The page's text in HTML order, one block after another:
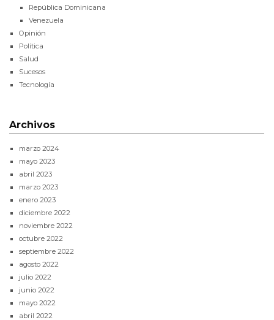
República Dominicana
Venezuela
Opinión
Política
Salud
Sucesos
Tecnología
Archivos
marzo 2024
mayo 2023
abril 2023
marzo 2023
enero 2023
diciembre 2022
noviembre 2022
octubre 2022
septiembre 2022
agosto 2022
julio 2022
junio 2022
mayo 2022
abril 2022